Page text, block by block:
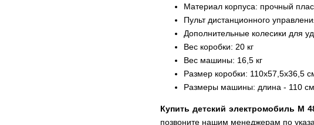
Материал корпуса: прочный
Пульт дистанционного
Дополнительные колесики для
Вес коробки: 20 кг
Вес машины: 16,5 кг
Размер коробки: 110х57,5х36,5
Размеры машины: длина - 110
Купить детский электромобиль M
позвоните нашим менеджерам по